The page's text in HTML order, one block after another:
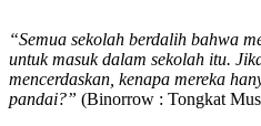
“Semua sekolah berdalih bahwa
untuk masuk dalam sekolah itu.
mencerdaskan, kenapa mereka
pandai?” (Binorrow : Tongkat